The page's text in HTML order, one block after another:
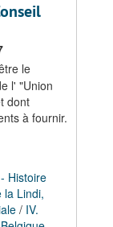
le
l' "Union
dont
à fournir.
Histoire
la Lindi,
/ IV.